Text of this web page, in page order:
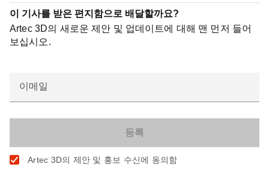
이 기사를 받은 편지함으로 배달할까요?
Artec 3D의 새로운 제안 및 업데이트에 대해 맨 먼저 들어
보십시오.
이메일
Artec 3D의 제안 및 홍보 수신에 동의함